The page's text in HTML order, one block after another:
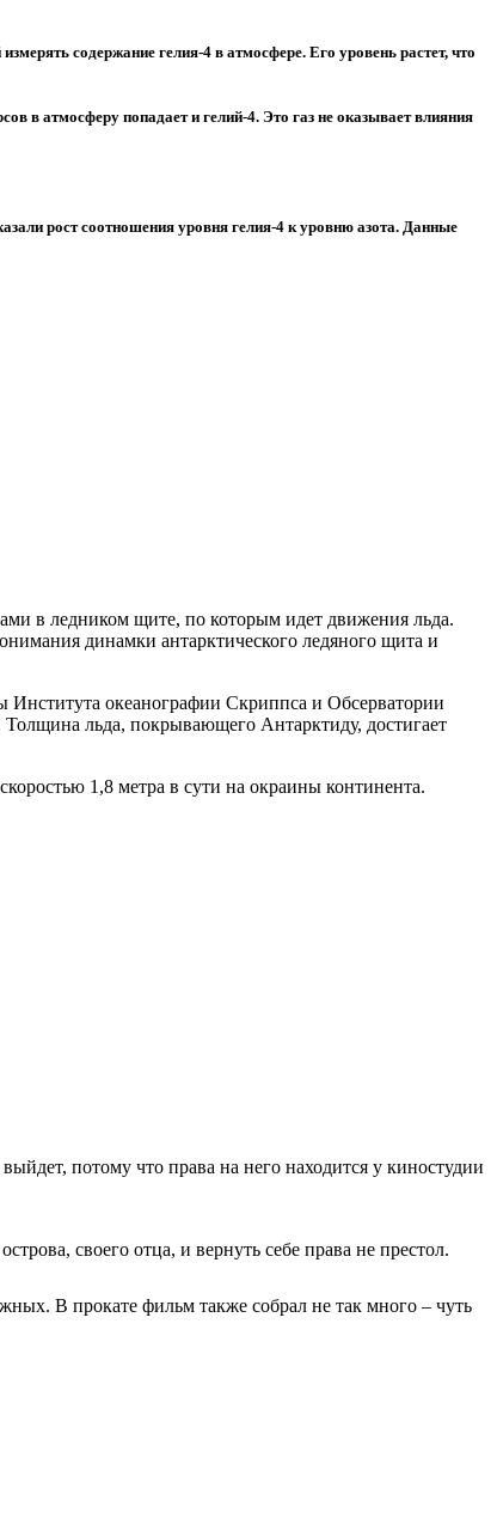
содержание гелия-4 в атмосфере. Его уровень растет, что
в атмосферу попадает и гелий-4. Это газ не оказывает влияния
рост соотношения уровня гелия-4 к уровню азота. Данные
в ледником щите, по которым идет движения льда.
динамки антарктического ледяного щита и
Института океанографии Скриппса и Обсерватории
льда, покрывающего Антарктиду, достигает
1,8 метра в сути на окраины континента.
потому что права на него находится у киностудии
своего отца, и вернуть себе права не престол.
В прокате фильм также собрал не так много – чуть